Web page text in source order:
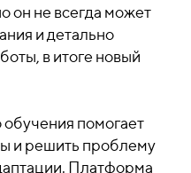
он не всегда может
и детально
в итоге новый
помогает
и решить проблему
Платформа